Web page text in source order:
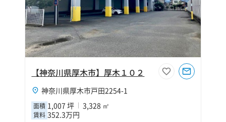
【神奈川県厚木市】厚木１０２
神奈川県厚木市戸田2254-1
面積 1,007 坪 3,328 ㎡
賃料 352.3万円